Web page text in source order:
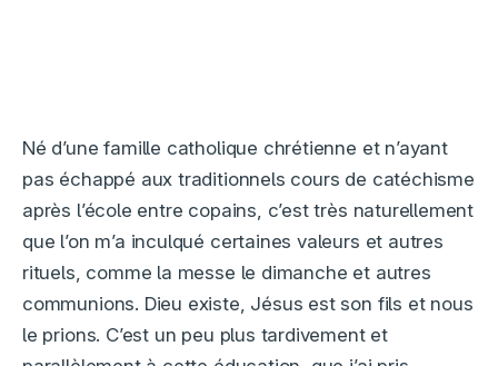
Né d’une famille catholique chrétienne et n’ayant
pas échappé aux traditionnels cours de catéchisme
après l’école entre copains, c’est très naturellement
que l’on m’a inculqué certaines valeurs et autres
rituels, comme la messe le dimanche et autres
communions. Dieu existe, Jésus est son fils et nous
le prions. C’est un peu plus tardivement et